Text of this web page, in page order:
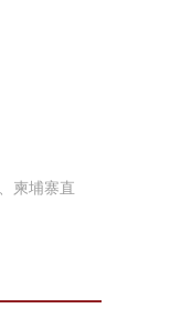
柬埔寨直